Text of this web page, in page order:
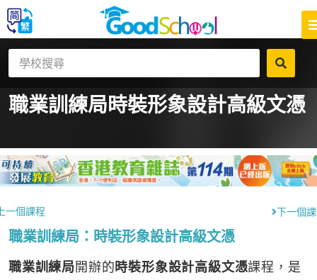
職業訓練局時裝形象設計高級文憑
一個課程 下一個
職業訓練局：時裝形象設計高級文憑
職業訓練局開辦的時裝形象設計高級文憑課程，是